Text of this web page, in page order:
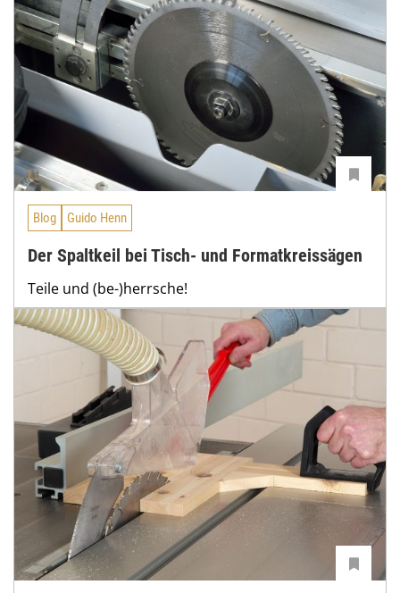
Blog Guido Henn
Der Spaltkeil bei Tisch- und Formatkreissägen
Teile und (be-)herrsche!